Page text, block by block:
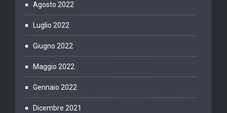
Agosto 2022
Luglio 2022
Giugno 2022
Maggio 2022
Gennaio 2022
Dicembre 2021